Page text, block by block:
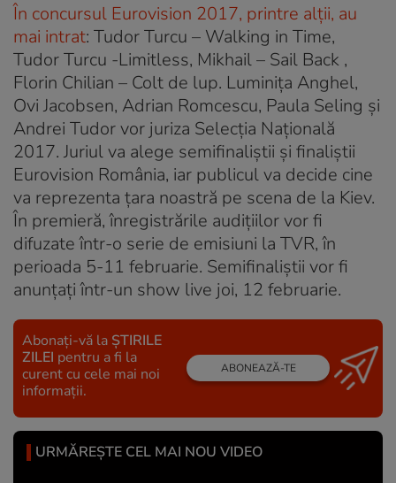
În concursul Eurovision 2017, printre alții, au
mai intrat: Tudor Turcu – Walking in Time,
Tudor Turcu -Limitless, Mikhail – Sail Back ,
Florin Chilian – Colt de lup. Luminiţa Anghel,
Ovi Jacobsen, Adrian Romcescu, Paula Seling şi
Andrei Tudor vor juriza Selecţia Naţională
2017. Juriul va alege semifinaliştii şi finaliştii
Eurovision România, iar publicul va decide cine
va reprezenta ţara noastră pe scena de la Kiev.
În premieră, înregistrările audiţiilor vor fi
difuzate într-o serie de emisiuni la TVR, în
perioada 5-11 februarie. Semifinaliştii vor fi
anunţaţi într-un show live joi, 12 februarie.
Abonați-vă la ȘTIRILE
ZILEI pentru a fi la
curent cu cele mai noi
informații.
ABONEAZĂ-TE
URMĂREȘTE CEL MAI NOU VIDEO